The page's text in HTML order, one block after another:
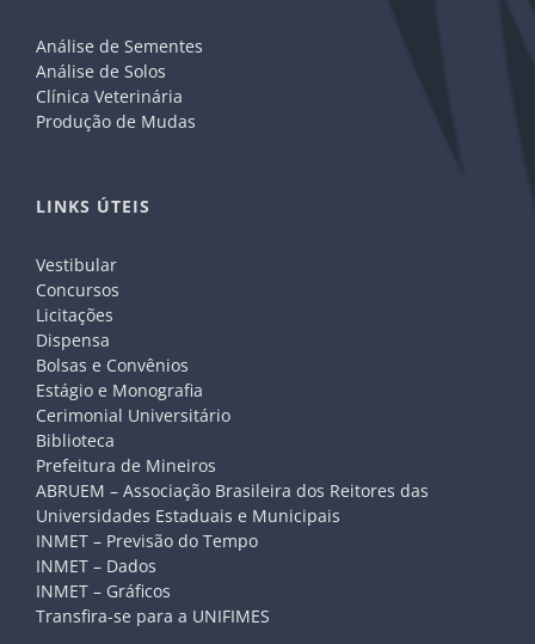
Análise de Sementes
Análise de Solos
Clínica Veterinária
Produção de Mudas
LINKS ÚTEIS
Vestibular
Concursos
Licitações
Dispensa
Bolsas e Convênios
Estágio e Monografia
Cerimonial Universitário
Biblioteca
Prefeitura de Mineiros
ABRUEM – Associação Brasileira dos Reitores das
Universidades Estaduais e Municipais
INMET – Previsão do Tempo
INMET – Dados
INMET – Gráficos
Transfira-se para a UNIFIMES